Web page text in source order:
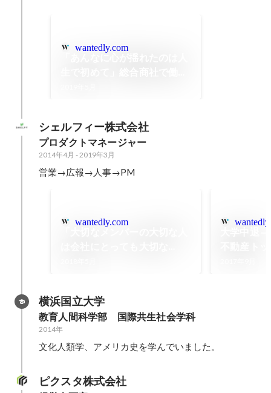
wantedly.com
シェルフィー株式会社
プロダクトマネージャー
2014年4月 - 2019年3月
営業→広報→人事→PM
wantedly.com
横浜国立大学
教育人間科学部　国際共生社会学科
2014年
文化人類学、アメリカ史を学んでいました。
ピクスタ株式会社